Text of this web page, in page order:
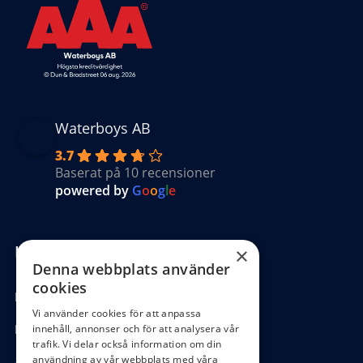
Waterboys AB
3.7
Baserat på 10 recensioner
powered by Google
Kundinformation
Köpvillkor
Hantering GDPR
×
Denna webbplats använder
cookies
Vi använder cookies för att anpassa
innehåll, annonser och för att analysera vår
trafik. Vi delar också information om din
användning av vår webbplats med våra